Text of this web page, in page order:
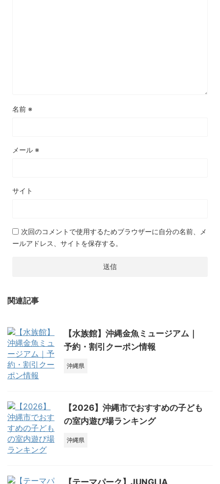
名前 ※
メール ※
サイト
次回のコメントで使用するためブラウザーに自分の名前、メ
ールアドレス、サイトを保存する。
関連記事
【水族館】沖縄金魚ミュージアム｜
予約・割引クーポン情報
沖縄県
【2026】沖縄市でおすすめの子ども
の室内遊び場ランキング
沖縄県
【テーマパーク】JUNGLIA